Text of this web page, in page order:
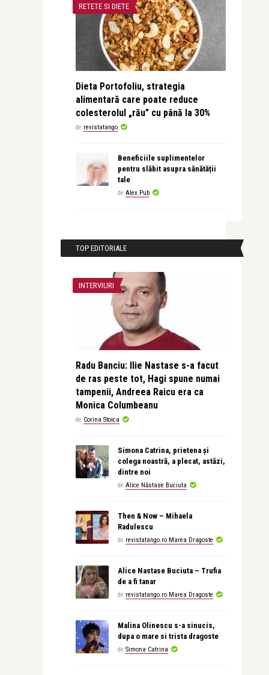
RETETE SI DIETE
Dieta Portofoliu, strategia
alimentară care poate reduce
colesterolul „rău” cu până la 30%
de revistatango
Beneficiile suplimentelor
pentru slăbit asupra sănătății
tale
de Alex Pub
TOP EDITORIALE
INTERVIURI
Radu Banciu: Ilie Nastase s-a facut
de ras peste tot, Hagi spune numai
tampenii, Andreea Raicu era ca
Monica Columbeanu
de Corina Stoica
Simona Catrina, prietena și
colega noastră, a plecat, astăzi,
dintre noi
de Alice Năstase Buciuta
Then & Now – Mihaela
Radulescu
de revistatango.ro Marea Dragoste
Alice Nastase Buciuta – Trufia
de a fi tanar
de revistatango.ro Marea Dragoste
Malina Olinescu s-a sinucis,
dupa o mare si trista dragoste
de Simona Catrina